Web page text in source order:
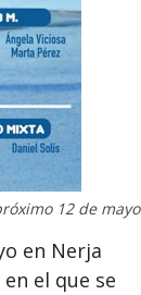
12 de mayo
en Nerja
el que se